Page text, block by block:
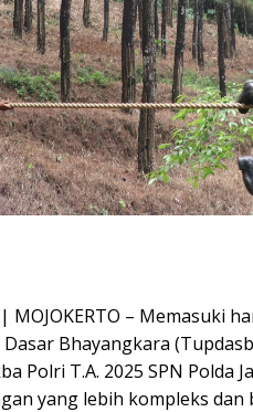
MOJOKERTO – Memasuki
Bhayangkara
Polri T.A. 2025 SPN Polda
yang lebih kompleks dan